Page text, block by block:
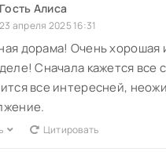
Гость Алиса
23 апреля 2025 16:31
дорама! Очень хорошая
Сначала кажется все
все интересней,
Цитировать